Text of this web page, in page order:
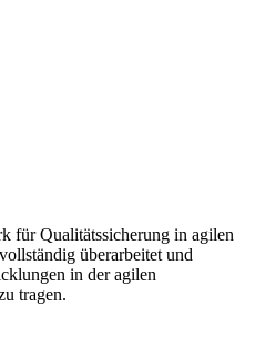
für Qualitätssicherung in agilen
überarbeitet und
in der agilen
tragen.